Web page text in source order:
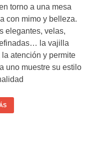
torno a una mesa
con mimo y belleza.
elegantes, velas,
la vajilla
la atención y permite
uno muestre su estilo